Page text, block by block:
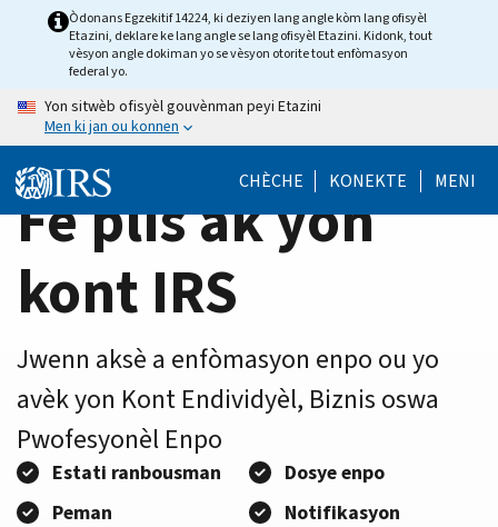
HomeÒdonans Egzekitif 14224, ki deziyen lang angle kòm lang ofisyèl
Etazini, deklare ke lang angle se lang ofisyèl Etazini. Kidonk, tout
vèsyon angle dokiman yo se vèsyon otorite tout enfòmasyon
federal yo.
Yon sitwèb ofisyèl gouvènman peyi Etazini
Men ki jan ou konnen
CHÈCHE KONEKTE MENI
Fè plis ak yon
kont IRS
Jwenn aksè a enfòmasyon enpo ou yo
avèk yon Kont Endividyèl, Biznis oswa
Pwofesyonèl Enpo
Estati ranbousman
Dosye enpo
Peman
Notifikasyon